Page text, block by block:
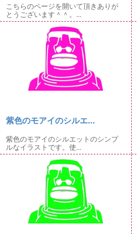
こちらのページを開いて頂きありが
とうございます＾＾。...
紫色のモアイのシルエ...
紫色のモアイのシルエットのシンプ
ルなイラストです。使...